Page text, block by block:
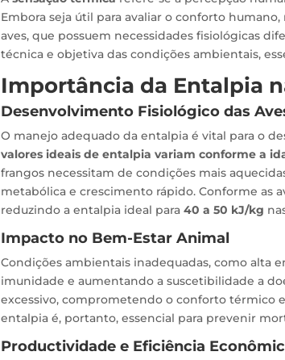
Embora seja útil para avaliar o conforto
aves, que possuem necessidades fisiológicas
técnica e objetiva das condições ambientais,
Importância da Entalpia
Desenvolvimento Fisiológico das
O manejo adequado da entalpia é vital para o
valores ideais de entalpia variam conforme a
frangos necessitam de condições mais
metabólica e crescimento rápido. Conforme as
reduzindo a entalpia ideal para 40 a 50 kJ/kg
Impacto no Bem-Estar Animal
Condições ambientais inadequadas, como alta
imunidade e aumentando a suscetibilidade a
excessivo, comprometendo o conforto térmico
entalpia é, portanto, essencial para prevenir
Productividade e Eficiência